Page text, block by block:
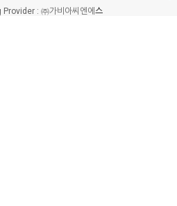
: ㈜가비아씨엔에 스